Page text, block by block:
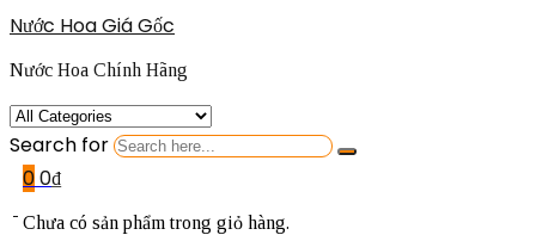
Nước Hoa Giá Gốc
Nước Hoa Chính Hãng
Search for
00₫
Chưa có sản phẩm trong giỏ hàng.